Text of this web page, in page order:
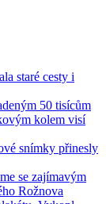
staré cesty i
50 tisícům
kolem visí
snímky přinesly
se zajímavým
Rožnova